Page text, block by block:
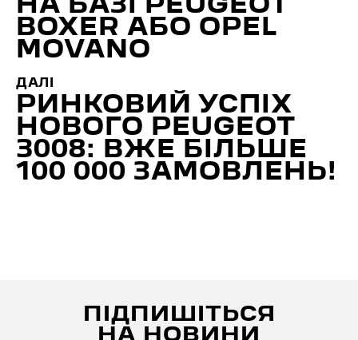
НА БАЗІ PEUGEOT
BOXER АБО OPEL
MOVANO
ДАЛІ
РИНКОВИЙ УСПІХ
НОВОГО PEUGEOT
3008: ВЖЕ БІЛЬШЕ
100 000 ЗАМОВЛЕНЬ!
ПІДПИШІТЬСЯ